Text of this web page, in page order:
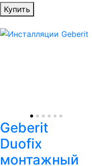
Купить
Geberit
Duofix
монтажный